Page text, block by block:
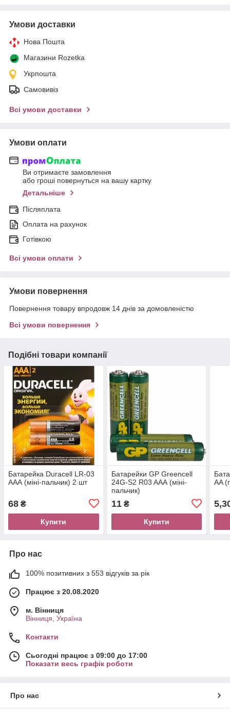
Умови доставки
Нова Пошта
Магазини Rozetka
Укрпошта
Самовивіз
Всі умови доставки
Умови оплати
Ви отримаєте замовлення
або гроші повернуться на вашу картку
Детальніше
Післяплата
Оплата на рахунок
Готівкою
Всі умови оплати
Умови повернення
Повернення товару впродовж 14 днів за домовленістю
Всі умови повернення
Подібні товари компанії
Батарейка Duracell LR-03
ААА (міні-пальчик) 2 шт
68 ₴
Купити
Батарейки GP Greencell
24G-S2 R03 AAА (міні-
пальчик)
11₴
Купити
AA
Про нас
100% позитивних з 553 відгуків за рік
Працює з 20.08.2020
м. Вінниця
Вінниця, Україна
Контакти
Сьогодні працює з 09:00 до 17:00
Показати весь графік роботи
Про нас